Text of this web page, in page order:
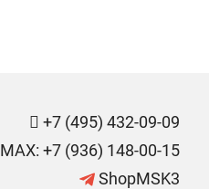
+7 (495) 432-09-09
MAX: +7 (936) 148-00-15
ShopMSK3